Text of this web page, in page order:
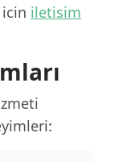
iletisim